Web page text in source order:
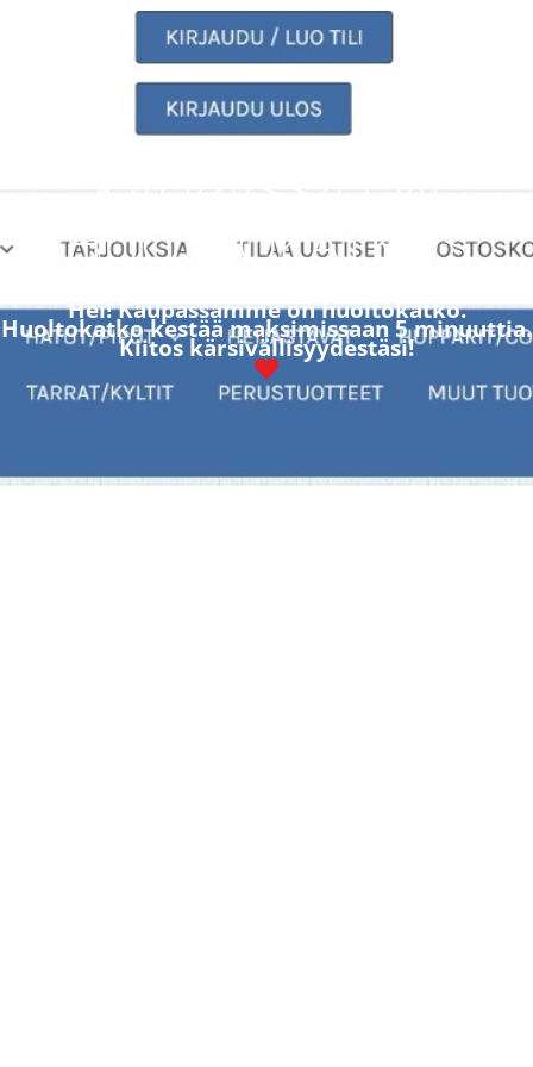
KAUPASSA ON
HUOLTOKATKOS
Hei! Kaupassamme on huoltokatko.
Huoltokatko kestää maksimissaan 5 minuuttia.
Kiitos kärsivällisyydestäsi!